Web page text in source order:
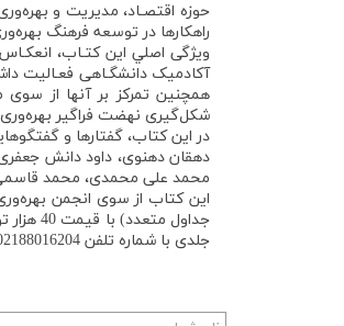
حوزه اقتصـاد، مدیریت و
راهکارها در توسعه فرهنگ
ویژگی اصلي این کتـاب،
آکادمیک دانشگـاهی فعـالیت
همچنین‌ تمرکز بر آنها از سوی
شکل‌گیری نهضت فراگیر
در این کتاب، گفتارها و
دهقان دهنوی، داود دانش
محمد علی محمدی، محمد
جلدی با شماره تلفن 02188016204 تمـاس بگیرند یا در واتس‌آپ به شماره 09212024942 پیام دهند.